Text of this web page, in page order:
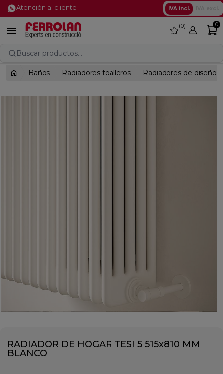
Atención al cliente IVA incl.
 favorite
0 0
Buscar productos...
Baños Radiadores toalleros Radiadores de diseño
RADIADOR DE HOGAR TESI 5 515x810 MM
BLANCO